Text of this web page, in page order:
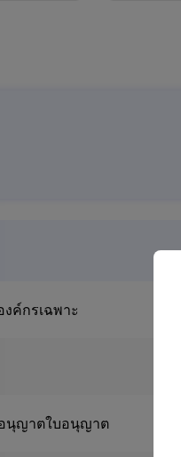
ค์กรเฉพาะ
นุญาตใบอนุญาต